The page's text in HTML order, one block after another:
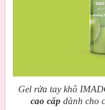
Gel rửa tay khô
cao cấp dành cho